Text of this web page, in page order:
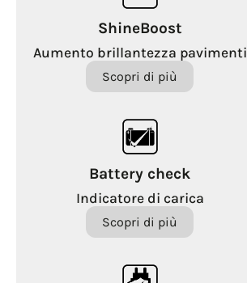
ShineBoost
Aumento brillantezza pavimenti
Scopri di più
Battery check
Indicatore di carica
Scopri di più